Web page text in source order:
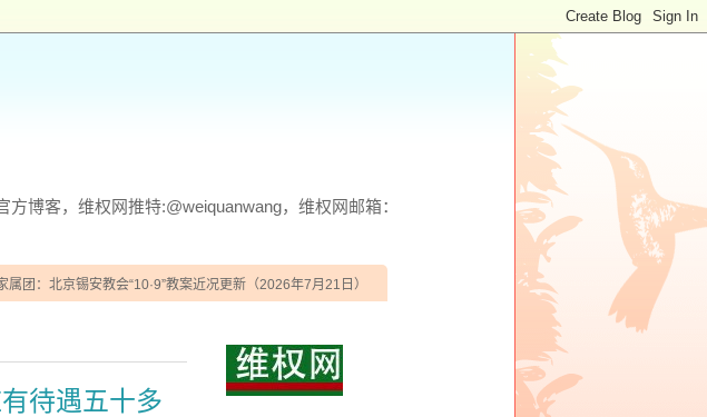
博客，维权网推特:@weiquanwang，维权网邮箱：
团：北京锡安教会“10·9”教案近况更新（2026年7月21日）
待遇五十多